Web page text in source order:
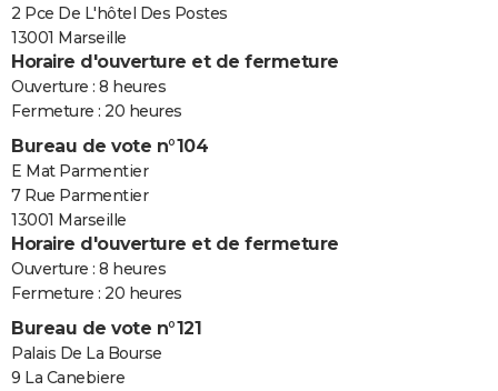
2 Pce De L'hôtel Des Postes
13001 Marseille
Horaire d'ouverture et de fermeture
Ouverture : 8 heures
Fermeture : 20 heures
Bureau de vote n°104
E Mat Parmentier
7 Rue Parmentier
13001 Marseille
Horaire d'ouverture et de fermeture
Ouverture : 8 heures
Fermeture : 20 heures
Bureau de vote n°121
Palais De La Bourse
9 La Canebiere